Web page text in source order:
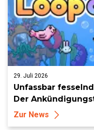
29. Juli 2026
Unfassbar
Der
Zur News